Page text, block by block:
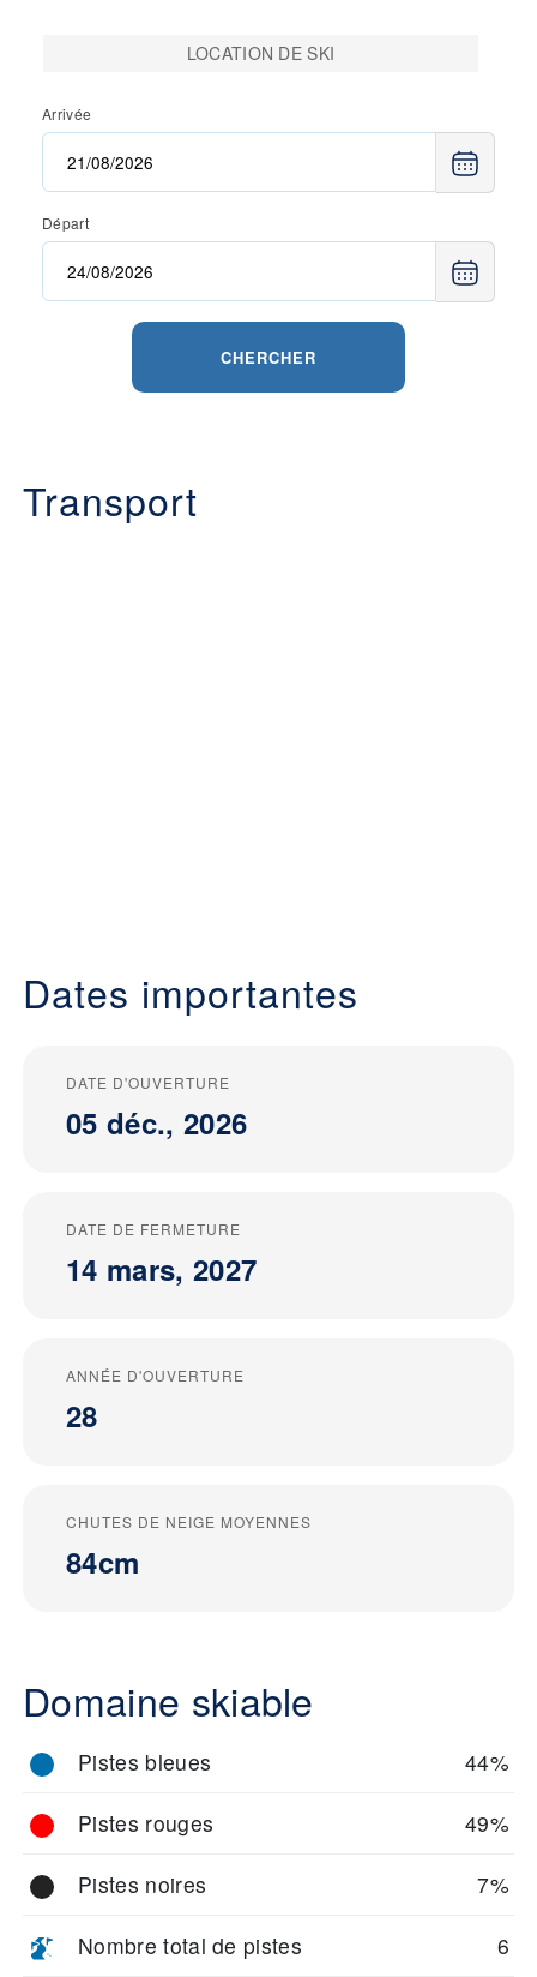
LOCATION DE SKI
Arrivée
Départ
CHERCHER
Transport
Dates importantes
DATE D'OUVERTURE
05 déc., 2026
DATE DE FERMETURE
14 mars, 2027
ANNÉE D'OUVERTURE
28
CHUTES DE NEIGE MOYENNES
84cm
Domaine skiable
Pistes bleues 44%
Pistes rouges 49%
Pistes noires 7%
Nombre total de pistes 6